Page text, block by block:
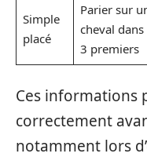
Simple
placé
Parier sur
cheval dans
3 premiers
Ces informations
correctement
notamment lors